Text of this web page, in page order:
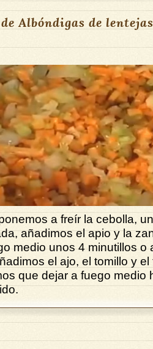
Albóndigas de
a freír la cebolla,
añadimos el apio y la
medio unos 4 minutillos o
el ajo, el tomillo y el
que dejar a fuego medio